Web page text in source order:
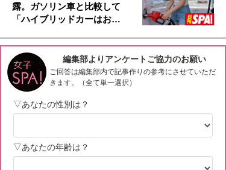
露。ガソリン車と比較して
「ハイブリッドカーはお…